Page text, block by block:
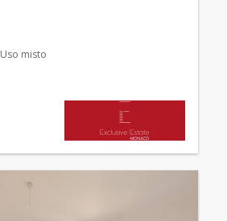
Uso misto